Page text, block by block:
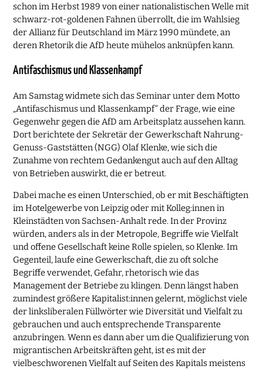
schon im Herbst 1989 von einer nationalistischen Welle mit
schwarz-rot-goldenen Fahnen überrollt, die im Wahlsieg
der Allianz für Deutschland im März 1990 mündete, an
deren Rhetorik die AfD heute mühelos anknüpfen kann.
Antifaschismus und Klassenkampf
Am Samstag widmete sich das Seminar unter dem Motto
„Antifaschismus und Klassenkampf“ der Frage, wie eine
Gegenwehr gegen die AfD am Arbeitsplatz aussehen kann.
Dort berichtete der Sekretär der Gewerkschaft Nahrung-
Genuss-Gaststätten (NGG) Olaf Klenke, wie sich die
Zunahme von rechtem Gedankengut auch auf den Alltag
von Betrieben auswirkt, die er betreut.
Dabei mache es einen Unterschied, ob er mit Beschäftigten
im Hotelgewerbe von Leipzig oder mit Kolleg:innen in
Kleinstädten von Sachsen-Anhalt rede. In der Provinz
würden, anders als in der Metropole, Begriffe wie Vielfalt
und offene Gesellschaft keine Rolle spielen, so Klenke. Im
Gegenteil, laufe eine Gewerkschaft, die zu oft solche
Begriffe verwendet, Gefahr, rhetorisch wie das
Management der Betriebe zu klingen. Denn längst haben
zumindest größere Kapitalist:innen gelernt, möglichst viele
der linksliberalen Füllwörter wie Diversität und Vielfalt zu
gebrauchen und auch entsprechende Transparente
anzubringen. Wenn es dann aber um die Qualifizierung von
migrantischen Arbeitskräften geht, ist es mit der
vielbeschworenen Vielfalt auf Seiten des Kapitals meistens